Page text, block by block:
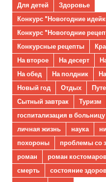
Для детей
Здоровье
Конкурс "Новогодние
Конкурс "Новогодние
Конкурсные рецепты
На второе
На десерт
На обед
На полдник
Новый год
Отдых
Сытный завтрак
Туризм
госпитализация в больницу
личная жизнь
наука
похороны
проблемы со
роман
роман
смерть
состояние